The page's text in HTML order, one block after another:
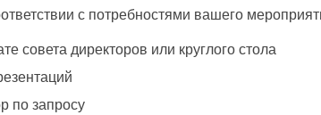
с потребностями вашего
совета директоров или круглого стола
по запросу